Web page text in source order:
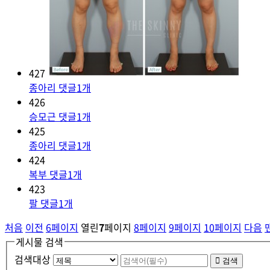
427
종아리 댓글1개
426
승모근 댓글1개
425
종아리 댓글1개
424
복부 댓글1개
423
팔 댓글1개
처음 이전 6페이지 열린7페이지 8페이지 9페이지 10페이지 다음
게시물 검색
검색대상
검색